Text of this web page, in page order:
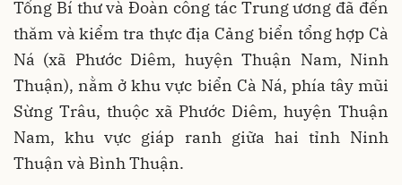
Tổng Bí thư và Đoàn công tác Trung ương đã đến
thăm và kiểm tra thực địa Cảng biển tổng hợp Cà
Ná (xã Phước Diêm, huyện Thuận Nam, Ninh
Thuận), nằm ở khu vực biển Cà Ná, phía tây mũi
Sừng Trâu, thuộc xã Phước Diêm, huyện Thuận
Nam, khu vực giáp ranh giữa hai tỉnh Ninh
Thuận và Bình Thuận.